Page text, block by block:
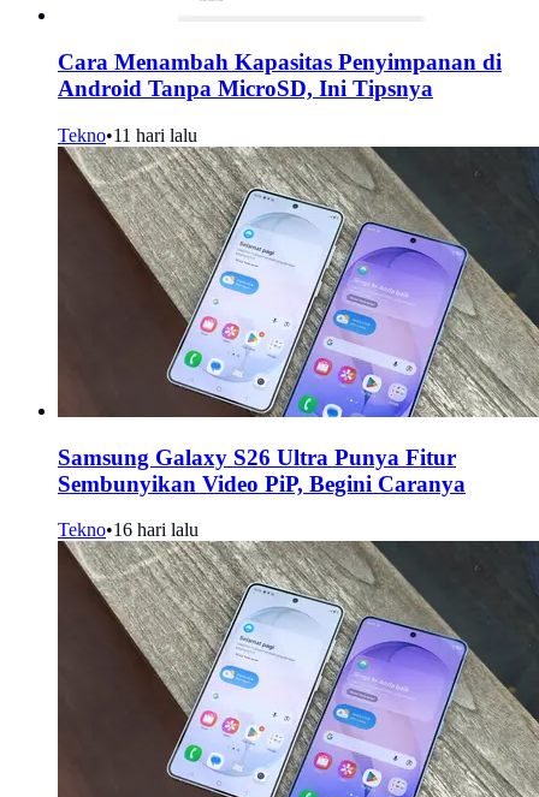
Cara Menambah Kapasitas Penyimpanan di
Android Tanpa MicroSD, Ini Tipsnya
Tekno•11 hari lalu
Samsung Galaxy S26 Ultra Punya Fitur
Sembunyikan Video PiP, Begini Caranya
Tekno•16 hari lalu